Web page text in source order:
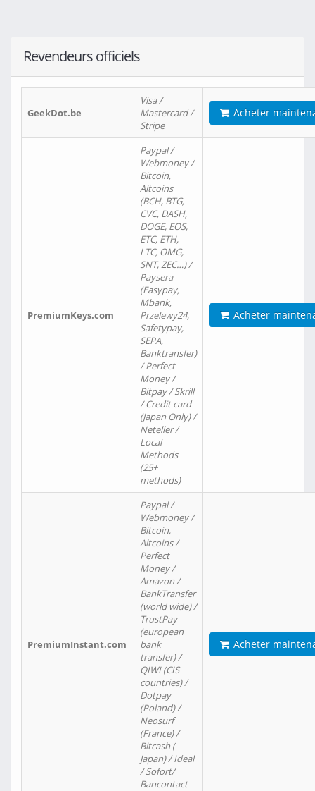
Revendeurs officiels
GeekDot.be
Visa /
Mastercard /
Stripe
Acheter
PremiumKeys.com
Paypal /
Webmoney /
Bitcoin,
Altcoins
(BCH, BTG,
CVC, DASH,
DOGE, EOS,
ETC, ETH,
LTC, OMG,
SNT, ZEC…) /
Paysera
(Easypay,
Mbank,
Przelewy24,
Safetypay,
SEPA,
Banktransfer)
/ Perfect
Money /
Bitpay / Skrill
/ Credit card
(Japan Only) /
Neteller /
Local
Methods
(25+
methods)
Acheter
PremiumInstant.com
Paypal /
Webmoney /
Bitcoin,
Altcoins /
Perfect
Money /
Amazon /
BankTransfer
(world wide) /
TrustPay
(european
bank
transfer) /
QIWI (CIS
countries) /
Dotpay
(Poland) /
Neosurf
(France) /
Bitcash (
Japan) / Ideal
/ Sofort/
Bancontact
Acheter